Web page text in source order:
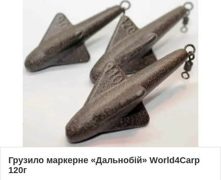
Грузило маркерне «Дальнобій» World4Carp
120г